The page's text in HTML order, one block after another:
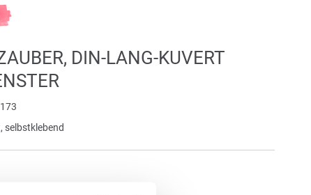
DIN-LANG-KUVERT
selbstklebend